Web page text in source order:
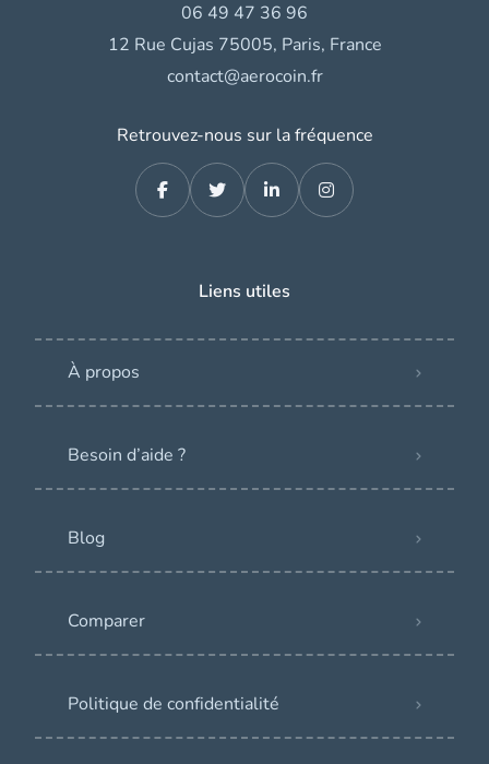
06 49 47 36 96
12 Rue Cujas 75005, Paris, France
contact@aerocoin.fr
Retrouvez-nous sur la fréquence
Liens utiles
À propos
Besoin d’aide ?
Blog
Comparer
Politique de confidentialité